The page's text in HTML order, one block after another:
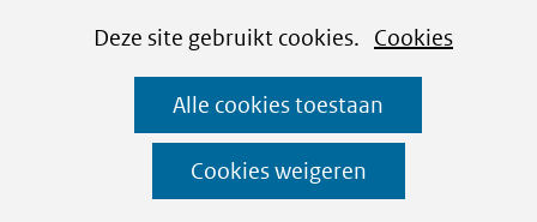
CookiesDeze site gebruikt cookies. Cookies
Alle cookies toestaan
Cookies weigeren
Ga
naar
de
inhoud